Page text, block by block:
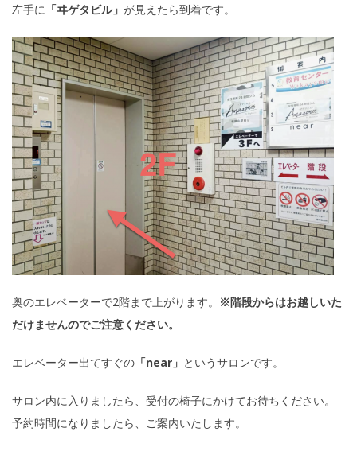
左手に 「ヰゲタビル」 が見えたら到着です。
奥のエレベーターで2階まで上がります。 ※階段からはお越しいた
だけませんのでご注意ください。
エレベーター出てすぐの 「near」 というサロンです。
サロン内に入りましたら、受付の椅子にかけてお待ちください。
予約時間になりましたら、ご案内いたします。